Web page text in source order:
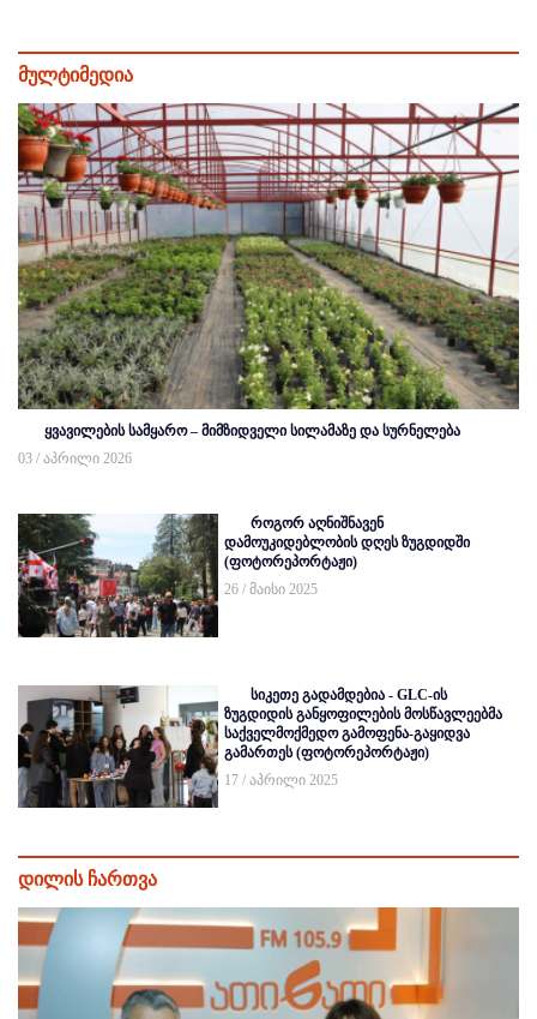
მულტიმედია
ყვავილების სამყარო – მიმზიდველი სილამაზე და სურნელება
03 / აპრილი 2026
როგორ აღნიშნავენ
დამოუკიდებლობის დღეს ზუგდიდში
(ფოტორეპორტაჟი)
26 / მაისი 2025
სიკეთე გადამდებია - GLC-ის
ზუგდიდის განყოფილების მოსწავლეებმა
საქველმოქმედო გამოფენა-გაყიდვა
გამართეს (ფოტორეპორტაჟი)
17 / აპრილი 2025
დილის ჩართვა